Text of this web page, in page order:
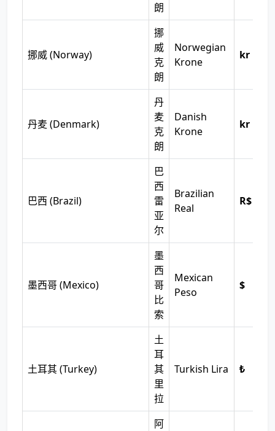
朗
挪威 (Norway)
挪
威
克
朗
Norwegian
Krone
kr
丹麦 (Denmark)
丹
麦
克
朗
Danish
Krone
kr
巴西 (Brazil)
巴
西
雷
亚
尔
Brazilian
Real
R$
墨西哥 (Mexico)
墨
西
哥
比
索
Mexican
Peso
$
土耳其 (Turkey)
土
耳
其
里
拉
Turkish Lira ₺
阿